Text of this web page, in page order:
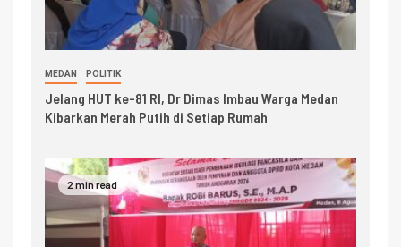
MEDAN POLITIK
Jelang HUT ke-81 RI, Dr Dimas Imbau Warga Medan
Kibarkan Merah Putih di Setiap Rumah
2 min read